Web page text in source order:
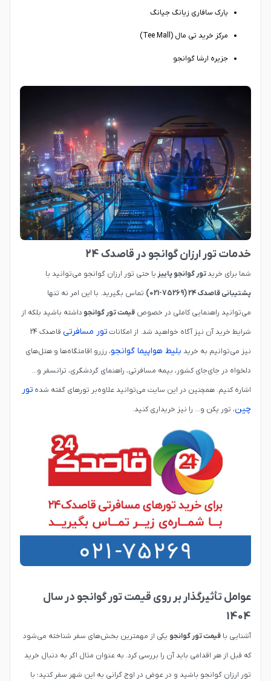
پارک سافاری زیانگ جیانگ
مرکز خرید تی مال (Tee Mall)
جزیره ارشا گوانجو
خدمات تور ارزان گوانجو در قاصدک 24
شما برای خریدتور گوانجو پاییز یا حتی تور ارزان گوانجو می‌توانید با
پشتیبانی قاصدک 24
(75269-021)
تماس بگیرید. با این امر نه تنها
می‌توانید راهنمایی کاملی در خصوص قیمت تور گوانجو داشته باشید بلکه از
شرایط خرید آن نیز آگاه خواهید شد. از امکاناتتور مسافرتی
قاصدک 24
نیز می‌توانیم به خرید بلیط هواپیما گوانجو، رزرو اقامتگاه‌ها و هتل‌های
دلخواه در جای‌جای کشور، بیمه مسافرتی، راهنمای گردشگری، ترانسفر و...
اشاره کنیم. همچنین در این سایت می‌توانید علاوه‌بر تورهای گفته شده تور
چین، تور پکن و... را نیز خریداری کنید.
عوامل تأثیرگذار بر روی قیمت تور گوانجو در سال
1404
آشنایی با قیمت تور گوانجو یکی از مهمترین بخش‌های سفر شناخته می‌شود
که قبل از هر اقدامی باید آن را بررسی کرد. به عنوان مثال اگر به دنبال خرید
تور ارزان گوانجو باشید و در عوض در اوج گرانی به این شهر سفر کنید؛ با